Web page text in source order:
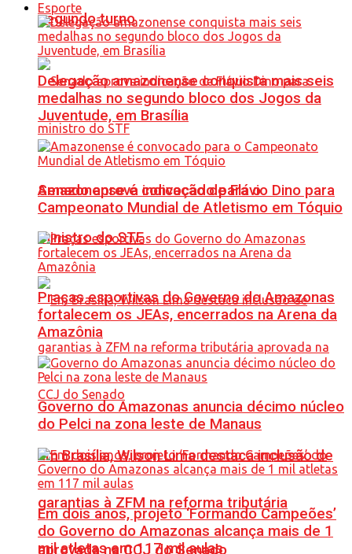
segundo turno
Senado aprova indicação de Flávio Dino para
ministro do STF
Em Brasília, Wilson Lima destaca inclusão de
garantias à ZFM na reforma tributária
aprovada na CCJ do Senado
Esporte
Delegação amazonense conquista mais seis
medalhas no segundo bloco dos Jogos da
Juventude, em Brasília
Amazonense é convocado para o
Campeonato Mundial de Atletismo em Tóquio
Praças esportivas do Governo do Amazonas
fortalecem os JEAs, encerrados na Arena da
Amazônia
Governo do Amazonas anuncia décimo núcleo
do Pelci na zona leste de Manaus
Em dois anos, projeto ‘Formando Campeões’
do Governo do Amazonas alcança mais de 1
mil atletas em 117 mil aulas